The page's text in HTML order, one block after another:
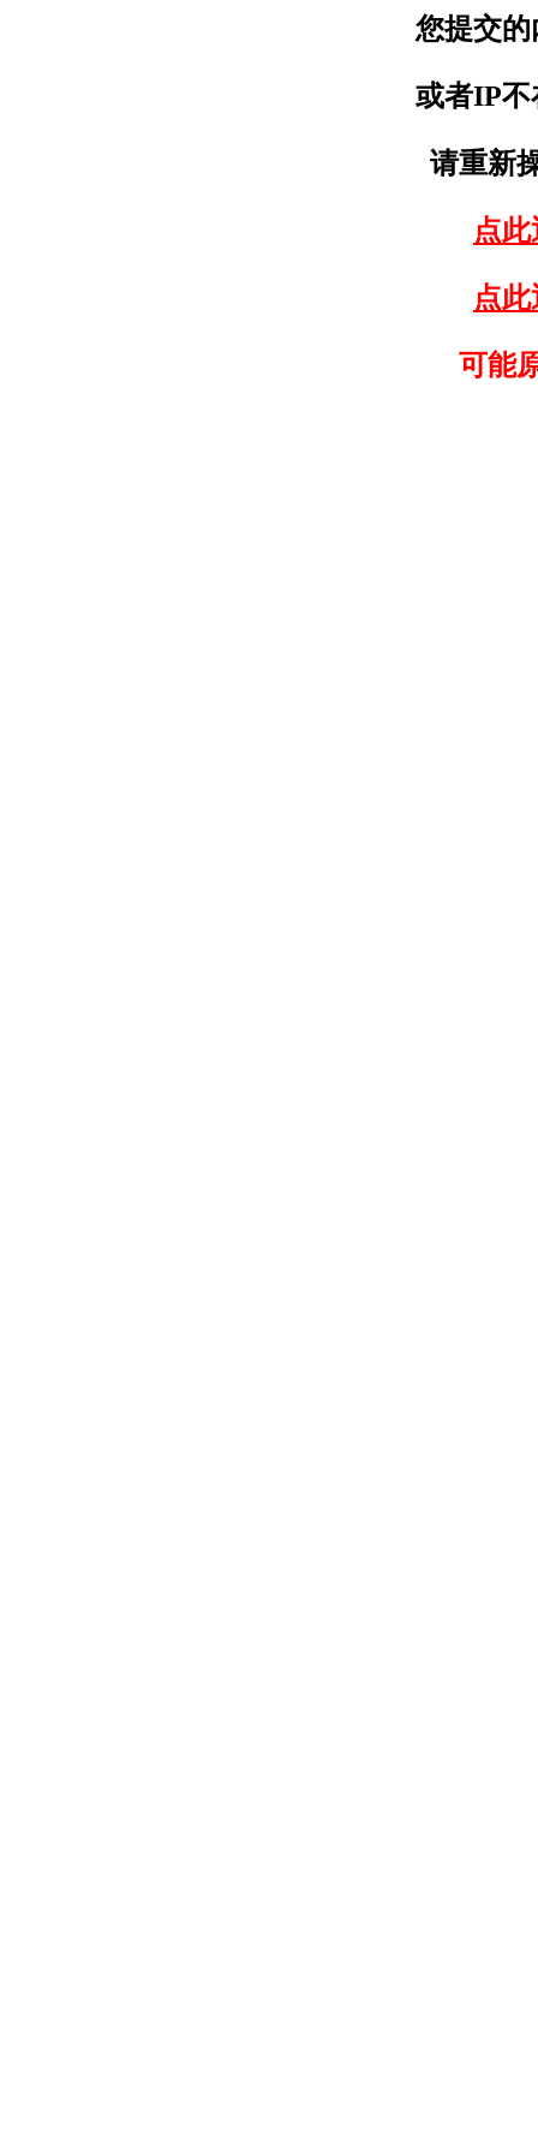
您提交
或者IP不
请重新
点
点
可能